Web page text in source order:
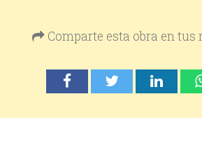
Comparte esta obra en tus